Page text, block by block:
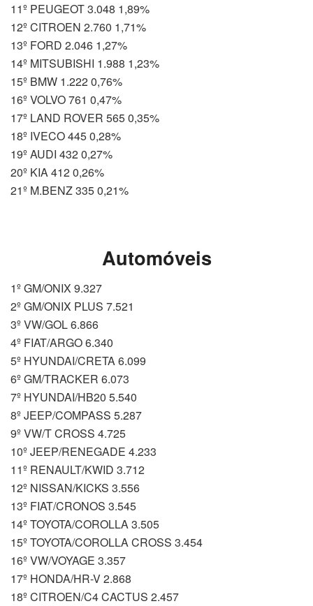
11º PEUGEOT 3.048 1,89%
12º CITROEN 2.760 1,71%
13º FORD 2.046 1,27%
14º MITSUBISHI 1.988 1,23%
15º BMW 1.222 0,76%
16º VOLVO 761 0,47%
17º LAND ROVER 565 0,35%
18º IVECO 445 0,28%
19º AUDI 432 0,27%
20º KIA 412 0,26%
21º M.BENZ 335 0,21%
Automóveis
1º GM/ONIX 9.327
2º GM/ONIX PLUS 7.521
3º VW/GOL 6.866
4º FIAT/ARGO 6.340
5º HYUNDAI/CRETA 6.099
6º GM/TRACKER 6.073
7º HYUNDAI/HB20 5.540
8º JEEP/COMPASS 5.287
9º VW/T CROSS 4.725
10º JEEP/RENEGADE 4.233
11º RENAULT/KWID 3.712
12º NISSAN/KICKS 3.556
13º FIAT/CRONOS 3.545
14º TOYOTA/COROLLA 3.505
15º TOYOTA/COROLLA CROSS 3.454
16º VW/VOYAGE 3.357
17º HONDA/HR-V 2.868
18º CITROEN/C4 CACTUS 2.457